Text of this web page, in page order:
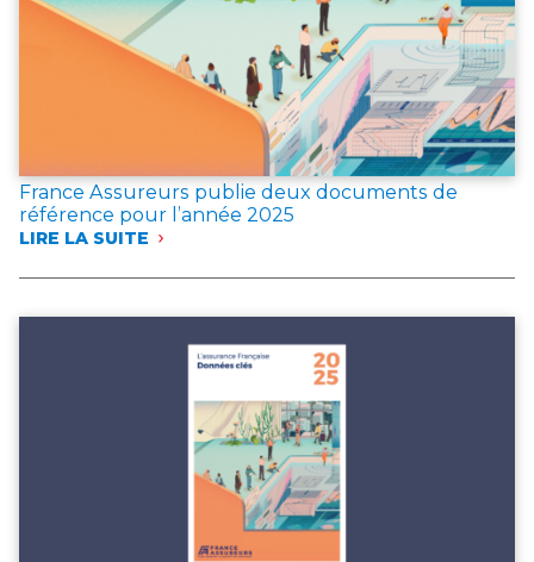
France Assureurs publie deux documents de
référence pour l’année 2025
LIRE LA SUITE
: